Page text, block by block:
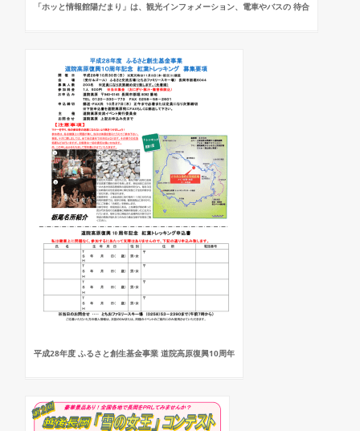
「ホッと情報館陽だまり」は、観光インフォメーション、電車やバスの 待合
平成28年度 ふるさと創生基金事業 道院高原復興10周年